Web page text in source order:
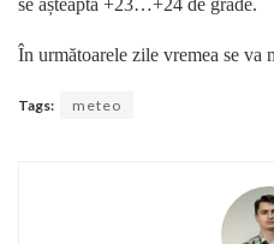
se așteaptă +23…+24 de grade.
În următoarele zile vremea se va
Tags: meteo